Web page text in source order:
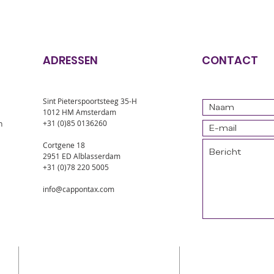
ADRESSEN CONTACT
Sint Pieterspoortsteeg 35-H
1012 HM Amsterdam
+31 (0)85 0136260
Cortgene 18
2951 ED Alblasserdam
+31 (0)78 220 5005
info@cappontax.com